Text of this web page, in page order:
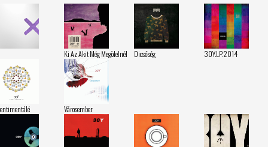
Ki Az Akit Még Megölelnél Dicsőség 30Y.LP.2014
Városember